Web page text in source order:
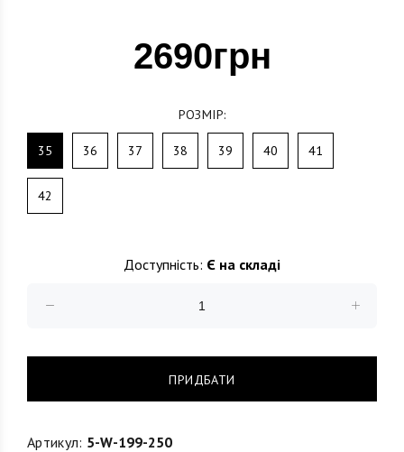
2690грн
РОЗМІР:
35 36 37 38 39 40 41
42
Доступність: Є на складі
ПРИДБАТИ
Артикул: 5-W-199-250